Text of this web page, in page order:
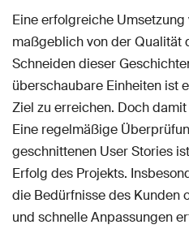
Eine erfolgreiche
maßgeblich von der Qualität
Schneiden dieser
überschaubare Einheiten ist
Ziel zu erreichen. Doch
Eine regelmäßige
geschnittenen User Stories
Erfolg des Projekts.
die Bedürfnisse des Kunden
und schnelle Anpassungen